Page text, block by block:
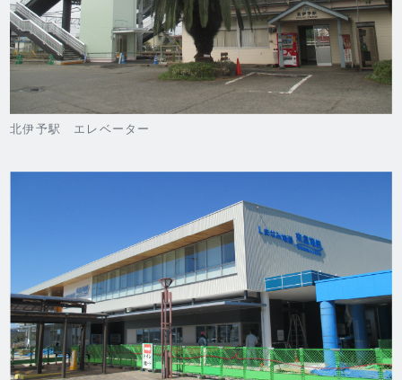
北伊予駅 エレベーター